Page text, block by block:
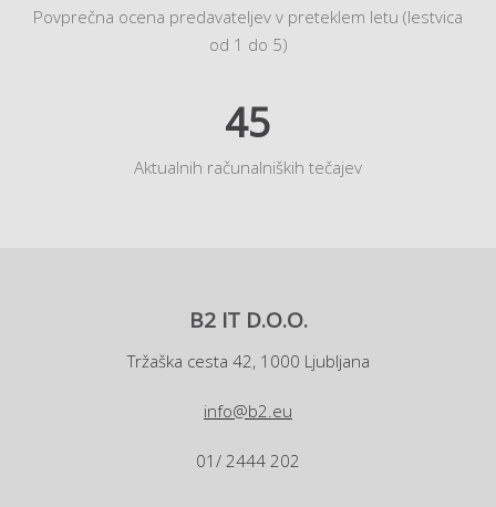
Povprečna ocena predavateljev v preteklem letu (lestvica
od 1 do 5)
45
Aktualnih računalniških tečajev
B2 IT D.O.O.
Tržaška cesta 42, 1000 Ljubljana
info@b2.eu
01/ 2444 202